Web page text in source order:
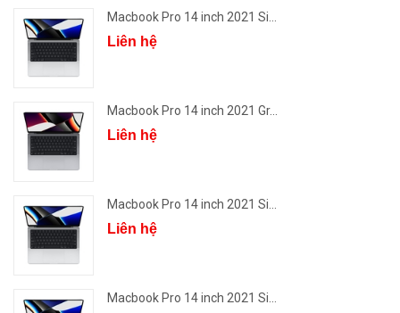
Macbook Pro 14 inch 2021 Si...
Liên hệ
Macbook Pro 14 inch 2021 Gr...
Liên hệ
Macbook Pro 14 inch 2021 Si...
Liên hệ
Macbook Pro 14 inch 2021 Si...